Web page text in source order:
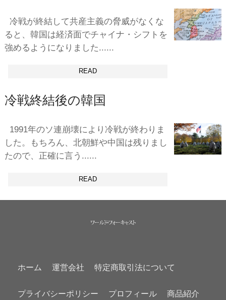
冷戦が終結して共産主義の脅威がなくな
ると、韓国は経済面でチャイナ・シフトを
強めるようになりました......
READ
冷戦終結後の韓国
1991年のソ連崩壊により冷戦が終わりま
した。もちろん、北朝鮮や中国は残りまし
たので、正確に言う......
READ
ホーム 運営会社 特定商取引法について
プライバシーポリシー プロフィール 商品紹介